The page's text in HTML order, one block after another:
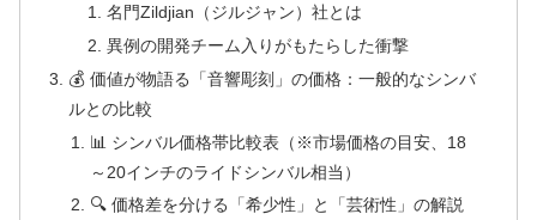
名門Zildjian（ジルジャン）社とは
異例の開発チーム入りがもたらした衝撃
💰 価値が物語る「音響彫刻」の価格：一般的なシンバ
ルとの比較
📊 シンバル価格帯比較表（※市場価格の目安、18
～20インチのライドシンバル相当）
🔍 価格差を分ける「希少性」と「芸術性」の解説